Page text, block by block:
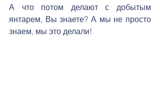
А что потом делают с добытым
янтарем, Вы знаете? А мы не просто
знаем, мы это делали!